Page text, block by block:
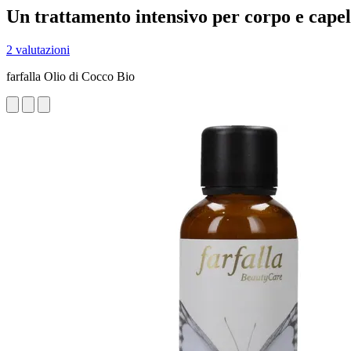
Un trattamento intensivo per corpo e
2 valutazioni
farfalla Olio di Cocco Bio